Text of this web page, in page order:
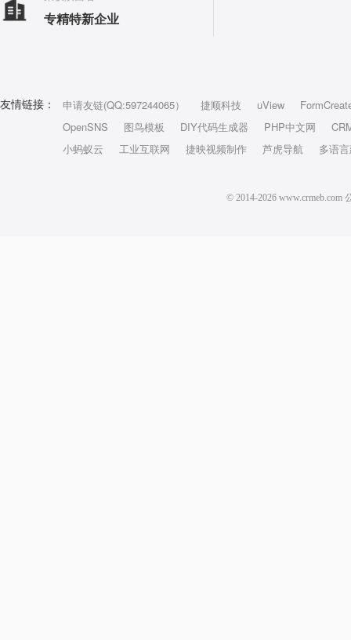
专精特新企业
友情链接： 申请友链(QQ:597244065） 捷顺科技 uView
OpenSNS
图鸟模板 DIY代码生成器 PHP中文网
小蚂蚁云
工业互联网 捷映视频制作 芦虎导航 多语
© 2014-2026